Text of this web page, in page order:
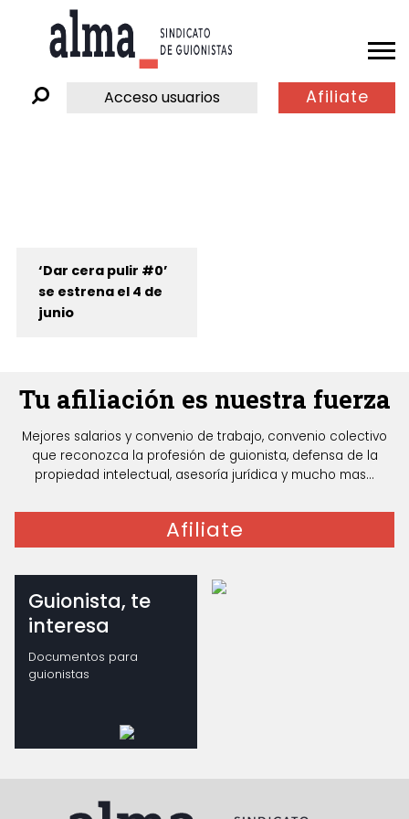
Acceso usuarios Afiliate
‘Dar cera pulir #0’
se estrena el 4 de
junio
Tu afiliación es nuestra fuerza
Mejores salarios y convenio de trabajo, convenio colectivo
que reconozca la profesión de guionista, defensa de la
propiedad intelectual, asesoría jurídica y mucho mas...
Afiliate
Guionista, te
interesa
Documentos para
guionistas